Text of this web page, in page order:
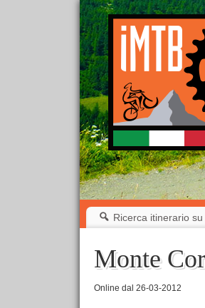
Ricerca itinerario
Monte
Online dal 26-03-2012